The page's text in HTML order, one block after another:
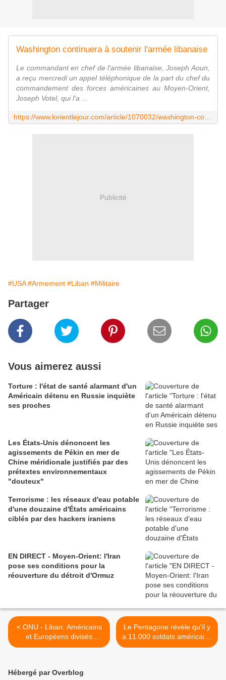
Washington continuera à soutenir l'armée libanaise
Le commandant en chef de l'armée libanaise, Joseph Aoun,
a reçu mercredi un appel téléphonique de la part du chef du
commandement des forces américaines au Moyen-Orient,
Joseph Votel, qui l'a ...
Publicité
#USA #Armement #Liban #Militaire
Partager
Vous aimerez aussi
Torture : l'état de santé alarmant d'un
Américain détenu en Russie inquiète
ses proches
Les États-Unis dénoncent les
agissements de Pékin en mer de
Chine méridionale justifiés par des
prétextes environnementaux
"douteux"
Terrorisme : les réseaux d'eau potable
d'une douzaine d'États américains
ciblés par des hackers iraniens
EN DIRECT - Moyen-Orient: l'Iran
pose ses conditions pour la
réouverture du détroit d'Ormuz
< ONU - Liban: Américains
et Européens divisés
prolongent d'un an la Finul
Le Pentagone révèle qu'il y
a 11.000 soldats américains
en Afghanistan >
Hébergé par Overblog